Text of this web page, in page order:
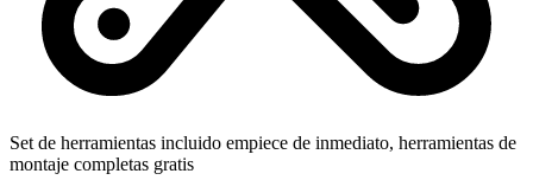
Set de herramientas incluido empiece de inmediato, herramientas de
montaje completas gratis